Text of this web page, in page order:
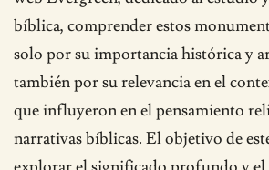
bíblica, comprender estos
solo por su importancia histórica y
también por su relevancia en el
que influyeron en el pensamiento
narrativas bíblicas. El objetivo de